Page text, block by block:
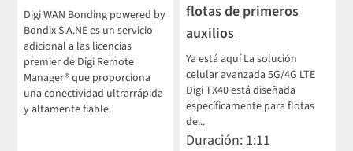
Digi WAN Bonding powered by
Bondix S.A.NE es un servicio
adicional a las licencias
premier de Digi Remote
Manager® que proporciona
una conectividad ultrarrápida
y altamente fiable.
flotas de primeros
auxilios
Ya está aquí La solución
celular avanzada 5G/4G LTE
Digi TX40 está diseñada
específicamente para flotas
de...
Duración: 1:11